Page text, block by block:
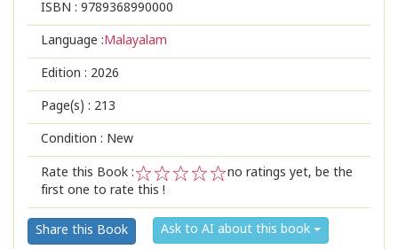
ISBN : 9789368990000
Language :Malayalam
Edition : 2026
Page(s) : 213
Condition : New
Rate this Book :
2
1
no ratings yet, be the
first one to rate this !
Share this Book Ask to AI about this book